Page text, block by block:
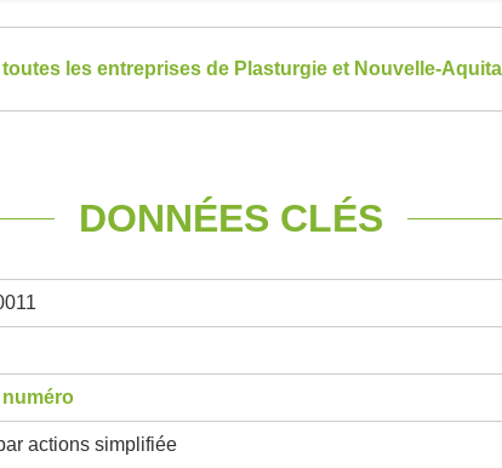
les entreprises de Plasturgie et Nouvelle-
DONNÉES CLÉS
actions simplifiée